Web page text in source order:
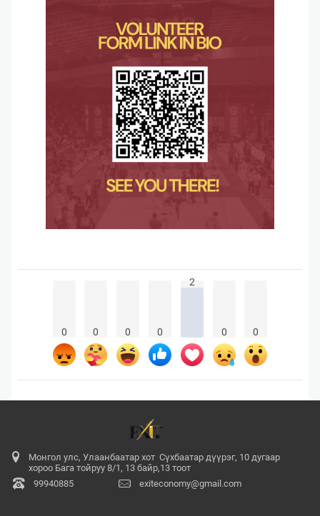
0 0 0 0
2
0 0
Монгол улс, Улаанбаатар хот Сүхбаатар дүүрэг, 10 дугаар
хороо Бага тойруу 8/1, 13 байр,13 тоот
99940885
exiteconomy@gmail.com